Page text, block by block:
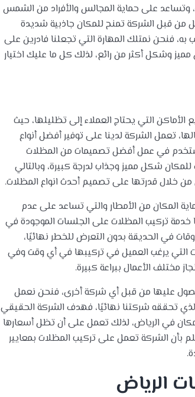
وتساعد على حماية المجالس والأفراد من الشمس
من قبل الشركة تمنح للمكان جاذبية شديدة
فنحن نمتلك المهارة التي تجعلنا فادرين على
وشكل أكثر من رائع، لذلك كل ما عليك اختيار
التي يحتاج العملاء إلى تظليلها، حيث
تعمل الشركة لدينا على توفير أفضل أنواع
في عمل أفضل تصميمات من المظلات
شكل مميز وجذاب لدرجة كبيرة، وبالتالي
من خلال قدرتها على تصميم أحدث انواع المظلات.
المكان من الأمطار والتي تساعد على عدم
خدمة تركيب المظلات على الجلسات الموجودة في
في الحديقة بدون التعرض للخطر نهائيًا،
التي يرغب العميل في تركيبها في أي وقت وفي
مختلف الأعمال ببراعة كبيرة.
عليها من قبل أي شركة أخرى، فنحن نعمل
تحققه شركتنا نهائيًا، فهدف الشركة الحقيقي
في الرياض، لذلك تعمل على أن تظل أسعارها
بأن الشركة تعمل على تركيب المظلات بمعايير
الرياض